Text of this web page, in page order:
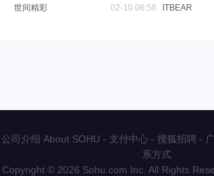
电技术升级
世间精彩 02-10 06:56 ITBEAR
公司介绍 About SOHU - 支付中心 - 搜狐招聘 -
系方式
Copyright © 2026 Sohu.com Inc. All Rights